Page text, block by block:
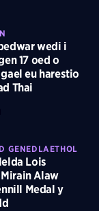
wedi i
17 oed o
eu harestio
Thai
GENEDLAETHOL
Lois
Alaw
Medal y